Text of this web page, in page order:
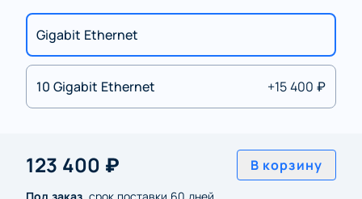
Gigabit Ethernet
10 Gigabit Ethernet +15 400 ₽
123 400 ₽ В корзину